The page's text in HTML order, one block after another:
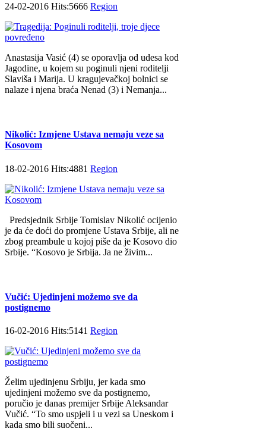
24-02-2016 Hits:5666 Region
Anastasija Vasić (4) se oporavlja od udesa kod
Jagodine, u kojem su poginuli njeni roditelji
Slaviša i Marija. U kragujevačkoj bolnici se
nalaze i njena braća Nenad (3) i Nemanja...
Nikolić: Izmjene Ustava nemaju veze sa
Kosovom
18-02-2016 Hits:4881 Region
Predsjednik Srbije Tomislav Nikolić ocijenio
je da će doći do promjene Ustava Srbije, ali ne
zbog preambule u kojoj piše da je Kosovo dio
Srbije. “Kosovo je Srbija. Ja ne živim...
Vučić: Ujedinjeni možemo sve da
postignemo
16-02-2016 Hits:5141 Region
Želim ujedinjenu Srbiju, jer kada smo
ujedinjeni možemo sve da postignemo,
poručio je danas premijer Srbije Aleksandar
Vučić. “To smo uspjeli i u vezi sa Uneskom i
kada smo bili suočeni...